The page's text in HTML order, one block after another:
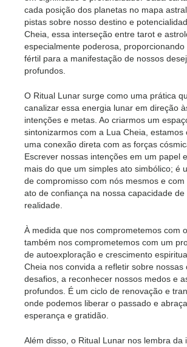
cada posição dos planetas no mapa
pistas sobre nosso destino e
Cheia, essa interseção entre tarot e
especialmente poderosa,
fértil para a manifestação de nossos
profundos.
O Ritual Lunar surge como uma prática
canalizar essa energia lunar em direção
intenções e metas. Ao criarmos um
sintonizarmos com a Lua Cheia, estamos
uma conexão direta com as forças
Escrever nossas intenções em um papel
mais do que um simples ato simbólico; é
de compromisso com nós mesmos e
ato de confiança na nossa capacidade de
realidade.
À medida que nos comprometemos com
também nos comprometemos com um
de autoexploração e crescimento
Cheia nos convida a refletir sobre nossas
desafios, a reconhecer nossos medos e
profundos. É um ciclo de renovação e
onde podemos liberar o passado e
esperança e gratidão.
Além disso, o Ritual Lunar nos lembra da